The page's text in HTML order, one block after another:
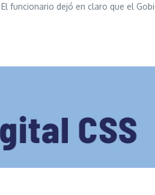
funcionario dejó en claro que el